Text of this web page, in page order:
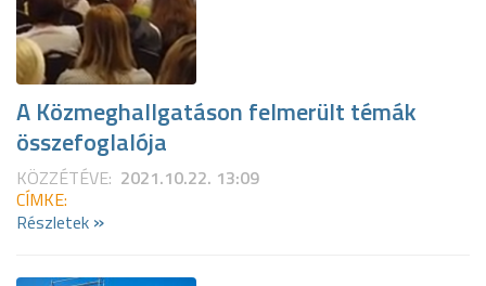
A Közmeghallgatáson felmerült témák
összefoglalója
KÖZZÉTÉVE: 2021.10.22. 13:09
CÍMKE:
Részletek »